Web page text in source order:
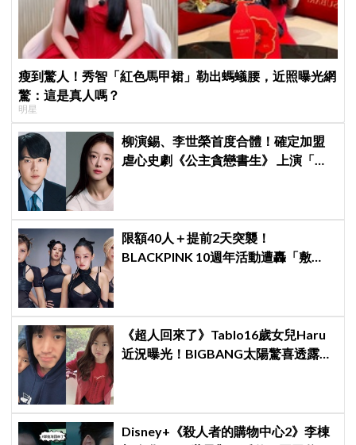
瘦到驚人！秀智「紅色馬甲裙」勒出螞蟻腰，近照曝光網
驚：這是真人嗎？
明星
柳演錫、李世榮首度合體！確定加盟
虐心史劇《公主貪戀書生》 上演「朝
限額40人＋提前2天突襲！
BLACKPINK 10週年活動遭轟「敷
《超人回來了》Tablo16歲女兒Haru
近況曝光！BIGBANG太陽驚喜透露：
Disney+《殺人者的購物中心2》李棟